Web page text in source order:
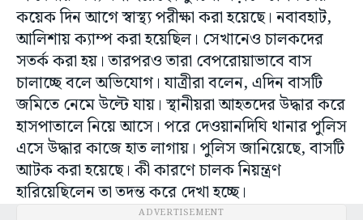
কয়েক দিন আগে স্বাস্থ্য পরীক্ষা করা হয়েছে। নবাবহাট,
আলিশায় ক্যাম্প করা হয়েছিল। সেখানেও চালকদের
সতর্ক করা হয়। তারপরও তারা বেপরোয়াভাবে বাস
চালাচ্ছে বলে অভিযোগ। যাত্রীরা বলেন, এদিন বাসটি
জমিতে নেমে উল্টে যায়। স্থানীয়রা আহতদের উদ্ধার করে
হাসপাতালে নিয়ে আসে। পরে দেওয়ানদিঘি থানার পুলিস
এসে উদ্ধার কাজে হাত লাগায়। পুলিস জানিয়েছে, বাসটি
আটক করা হয়েছে। কী কারণে চালক নিয়ন্ত্রণ
হারিয়েছিলেন তা তদন্ত করে দেখা হচ্ছে।
ADVERTISEMENT